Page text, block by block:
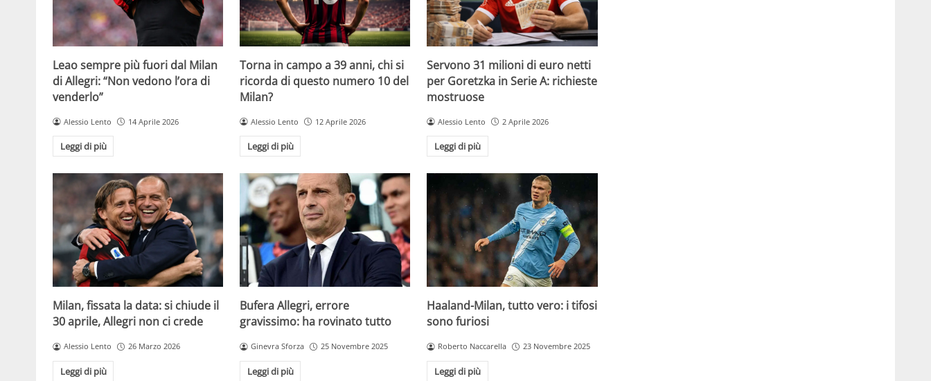
Leao sempre più fuori dal Milan
di Allegri: “Non vedono l’ora di
venderlo”
Alessio Lento 14 Aprile 2026
Leggi di più
Torna in campo a 39 anni, chi si
ricorda di questo numero 10 del
Milan?
Alessio Lento 12 Aprile 2026
Leggi di più
Servono 31 milioni di euro netti
per Goretzka in Serie A: richieste
mostruose
Alessio Lento 2 Aprile 2026
Leggi di più
Milan, fissata la data: si chiude il
30 aprile, Allegri non ci crede
Alessio Lento 26 Marzo 2026
Leggi di più
Bufera Allegri, errore
gravissimo: ha rovinato tutto
Ginevra Sforza 25 Novembre 2025
Leggi di più
Haaland-Milan, tutto vero: i tifosi
sono furiosi
Roberto Naccarella 23 Novembre 2025
Leggi di più